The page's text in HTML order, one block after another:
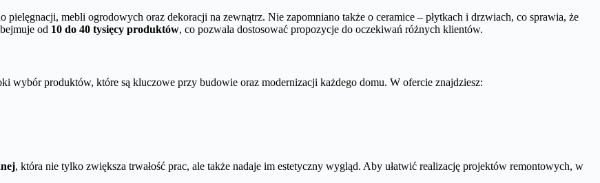
mebli ogrodowych oraz dekoracji na zewnątrz. Nie zapomniano także o ceramice – płytkach i drzwiach, co sprawia, że
od 10 do 40 tysięcy produktów, co pozwala dostosować propozycje do oczekiwań różnych klientów.
wybór produktów, które są kluczowe przy budowie oraz modernizacji każdego domu. W ofercie znajdziesz:
, która nie tylko zwiększa trwałość prac, ale także nadaje im estetyczny wygląd. Aby ułatwić realizację projektów remontowych, w